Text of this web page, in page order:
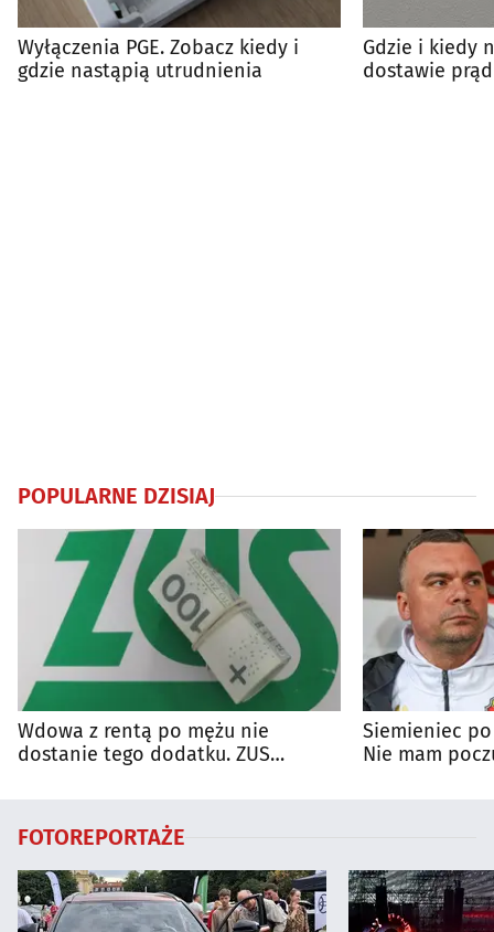
Wyłączenia PGE. Zobacz kiedy i
gdzie nastąpią utrudnienia
Gdzie i kiedy
dostawie
POPULARNE DZISIAJ
Wdowa z rentą po mężu nie
dostanie tego dodatku. ZUS
Siemieniec
Nie mam
FOTOREPORTAŻE